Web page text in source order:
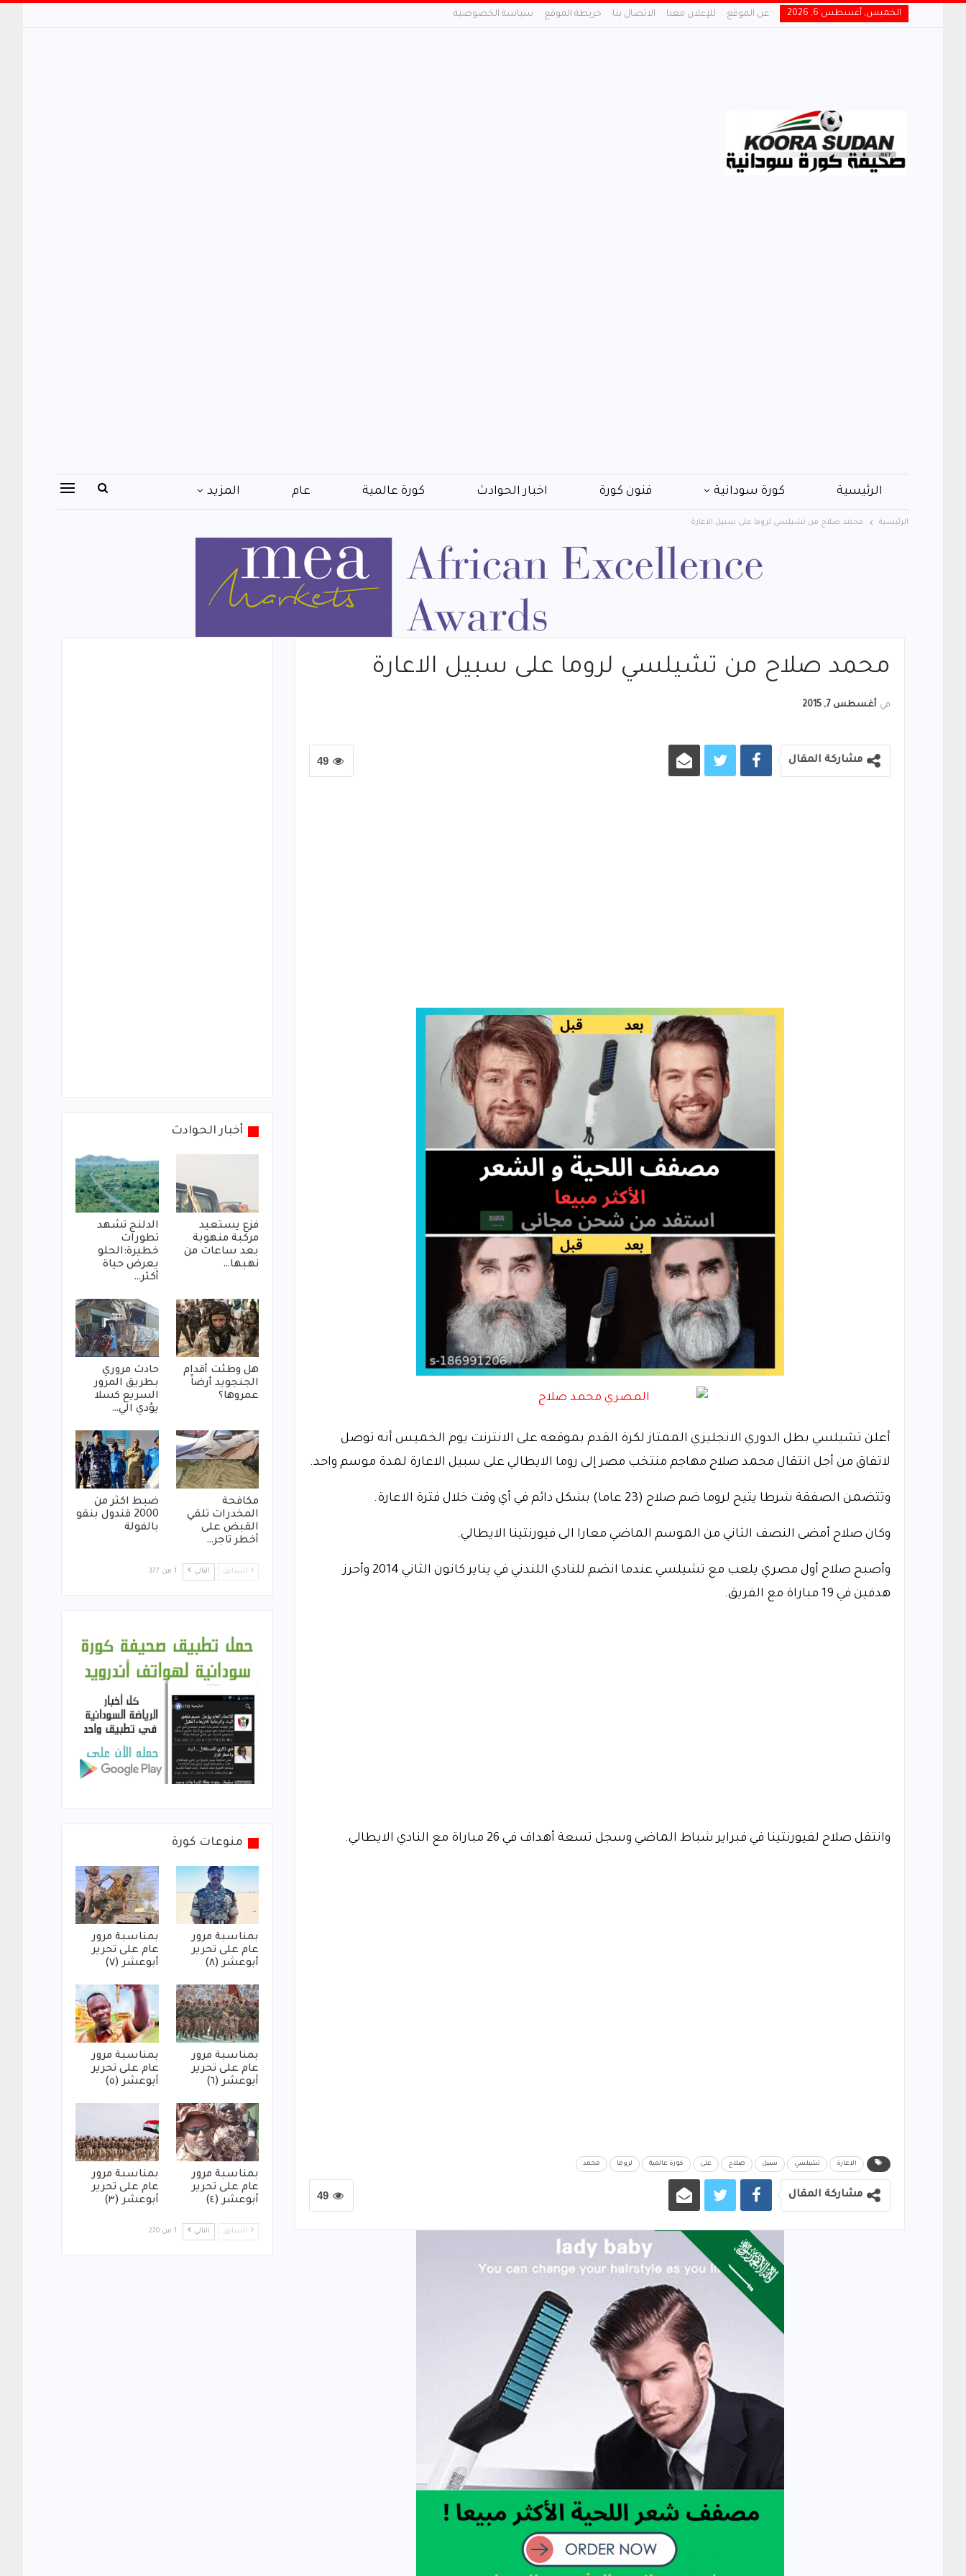
الخميس, أغسطس 6, 2026 عن الموقع للإعلان معنا الاتصال بنا خريطة الموقع سياسة الخصوصية
الرئيسية كورة سودانية فنون كورة اخبار الحوادث كورة عالمية عام المزيد
الرئيسية محمد صلاح من تشيلسي لروما على سبيل الاعارة
محمد صلاح من تشيلسي لروما على سبيل الاعارة
في أغسطس 7, 2015
49 مشاركة المقال
أعلن تشيلسي بطل الدوري الانجليزي الممتاز لكرة القدم بموقعه على الانترنت يوم الخميس أنه توصل
لاتفاق من أجل انتقال محمد صلاح مهاجم منتخب مصر إلى روما الايطالي على سبيل الاعارة لمدة موسم واحد.
وتتضمن الصفقة شرطا يتيح لروما ضم صلاح (23 عاما) بشكل دائم في أي وقت خلال فترة الاعارة.
وكان صلاح أمضى النصف الثاني من الموسم الماضي معارا الى فيورنتينا الايطالي.
وأصبح صلاح أول مصري يلعب مع تشيلسي عندما انضم للنادي اللندني في يناير كانون الثاني 2014 وأحرز
هدفين في 19 مباراة مع الفريق.
وانتقل صلاح لفيورنتينا في فبراير شباط الماضي وسجل تسعة أهداف في 26 مباراة مع النادي الايطالي.
الاعارة تشيلسي سبيل صلاح على كورة عالمية لروما محمد
49 مشاركة المقال
أخبار الحوادث
فزع يستعيد
مركبة منهوبة
بعد ساعات من
نهبها…
الدلنج تشهد
تطورات
خطيرة:الحلو
يعرض حياة
أكثر…
هل وطئت أقدام
الجنجويد أرضاً
عمروها؟
حادث مروري
بطريق المرور
السريع كسلا
يؤدي الي…
مكافحة
المخدرات تلقي
القبض على
أخطر تاجر…
ضبط اكثر من
2000 قندول بنقو
بالفولة
السابق التالي 1 من 377
منوعات كورة
بمناسبة مرور
عام على تحرير
أبوعشر (٨)
بمناسبة مرور
عام على تحرير
أبوعشر (٧)
بمناسبة مرور
عام على تحرير
أبوعشر (٦)
بمناسبة مرور
عام على تحرير
أبوعشر (٥)
بمناسبة مرور
عام على تحرير
أبوعشر (٤)
بمناسبة مرور
عام على تحرير
أبوعشر (٣)
السابق التالي 1 من 270